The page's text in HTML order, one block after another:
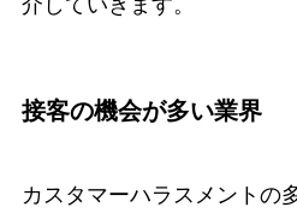
介していきます。
接客の機会が多い業界
カスタマーハラスメントの